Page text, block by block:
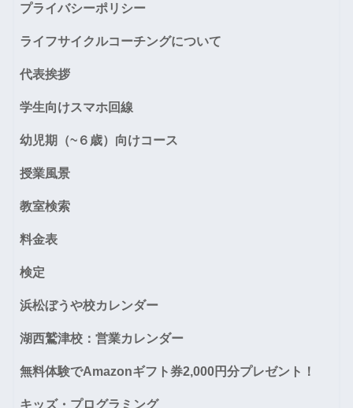
プライバシーポリシー
ライフサイクルコーチングについて
代表挨拶
学生向けスマホ回線
幼児期（~６歳）向けコース
授業風景
教室検索
料金表
検定
浜松ぼうや校カレンダー
湖西鷲津校：営業カレンダー
無料体験でAmazonギフト券2,000円分プレゼント！
キッズ・プログラミング